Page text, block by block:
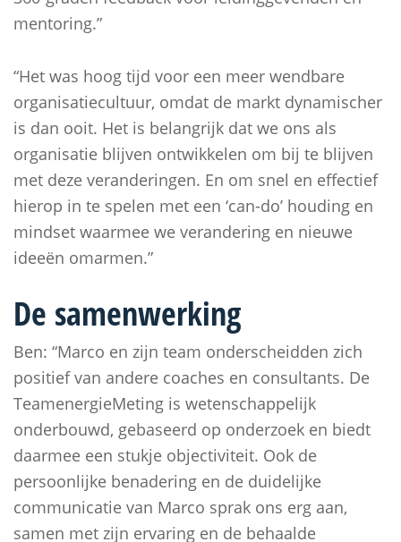
mentoring.”
“Het was hoog tijd voor een meer wendbare
organisatiecultuur, omdat de markt dynamischer
is dan ooit. Het is belangrijk dat we ons als
organisatie blijven ontwikkelen om bij te blijven
met deze veranderingen. En om snel en effectief
hierop in te spelen met een ‘can-do’ houding en
mindset waarmee we verandering en nieuwe
ideeën omarmen.”
De samenwerking
Ben: “Marco en zijn team onderscheidden zich
positief van andere coaches en consultants. De
TeamenergieMeting is wetenschappelijk
onderbouwd, gebaseerd op onderzoek en biedt
daarmee een stukje objectiviteit. Ook de
persoonlijke benadering en de duidelijke
communicatie van Marco sprak ons erg aan,
samen met zijn ervaring en de behaalde